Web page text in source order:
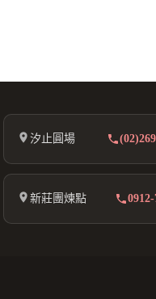
汐止圓場
新莊團煉點